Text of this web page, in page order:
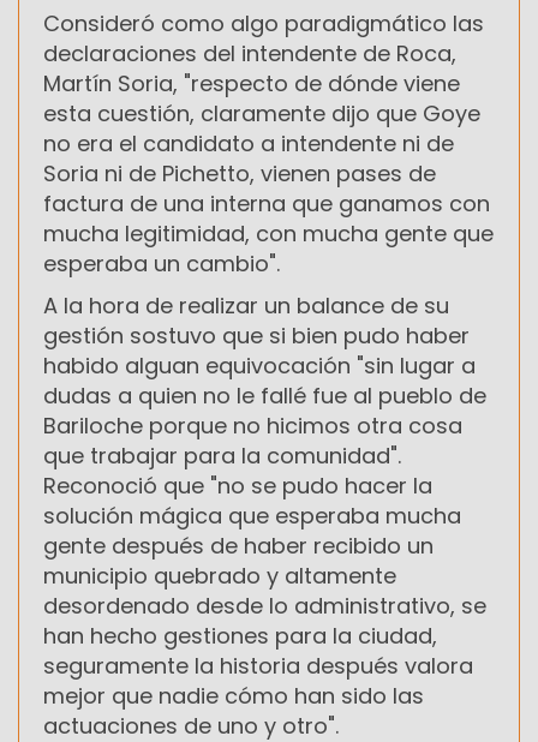
Consideró como algo paradigmático las
declaraciones del intendente de Roca,
Martín Soria, "respecto de dónde viene
esta cuestión, claramente dijo que Goye
no era el candidato a intendente ni de
Soria ni de Pichetto, vienen pases de
factura de una interna que ganamos con
mucha legitimidad, con mucha gente que
esperaba un cambio".
A la hora de realizar un balance de su
gestión sostuvo que si bien pudo haber
habido alguan equivocación "sin lugar a
dudas a quien no le fallé fue al pueblo de
Bariloche porque no hicimos otra cosa
que trabajar para la comunidad".
Reconoció que "no se pudo hacer la
solución mágica que esperaba mucha
gente después de haber recibido un
municipio quebrado y altamente
desordenado desde lo administrativo, se
han hecho gestiones para la ciudad,
seguramente la historia después valora
mejor que nadie cómo han sido las
actuaciones de uno y otro".